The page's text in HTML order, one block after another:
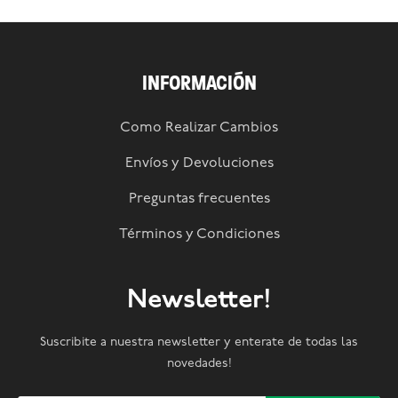
INFORMACIÓN
Como Realizar Cambios
Envíos y Devoluciones
Preguntas frecuentes
Términos y Condiciones
Newsletter!
Suscribite a nuestra newsletter y enterate de todas las
novedades!